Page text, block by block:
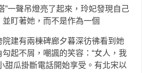
聲吊燈亮了起來，玲妃發現自己
盯著她，而不是作為一個
有兩棟碑廊夕暮深彷彿看到她
起不屑，嘲諷的笑容：“女人，我
甜瓜掛斷電話開始享受。有北宋以